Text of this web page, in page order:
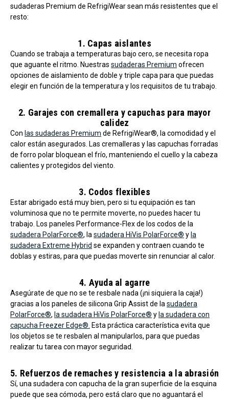
sudaderas Premium de RefrigiWear sean más resistentes que el
resto:
1. Capas aislantes
Cuando se trabaja a temperaturas bajo cero, se necesita ropa
que aguante el ritmo. Nuestras sudaderas Premium ofrecen
opciones de aislamiento de doble y triple capa para que puedas
elegir en función de la temperatura y los requisitos de tu trabajo.
2. Garajes con cremallera y capuchas para mayor
calidez
Con las sudaderas Premium de RefrigiWear®, la comodidad y el
calor están asegurados. Las cremalleras y las capuchas forradas
de forro polar bloquean el frío, manteniendo el cuello y la cabeza
calientes y protegidos del viento.
3. Codos flexibles
Estar abrigado está muy bien, pero si tu equipación es tan
voluminosa que no te permite moverte, no puedes hacer tu
trabajo. Los paneles Performance-Flex de los codos de la
sudadera PolarForce®, la sudadera HiVis PolarForce® y la
sudadera Extreme Hybrid se expanden y contraen cuando te
doblas y estiras, para que puedas moverte sin renunciar al calor.
4. Ayuda al agarre
Asegúrate de que no se te resbale nada (¡ni siquiera la caja!)
gracias a los paneles de silicona Grip Assist de la sudadera
PolarForce®, la sudadera HiVis PolarForce® y la sudadera con
capucha Freezer Edge®. Esta práctica característica evita que
los objetos se te resbalen al manipularlos, para que puedas
realizar tu tarea con mayor seguridad.
5. Refuerzos de remaches y resistencia a la abrasión
Sí, una sudadera con capucha de la gran superficie de la esquina
puede que sea cómoda, pero está claro que no aguantará el